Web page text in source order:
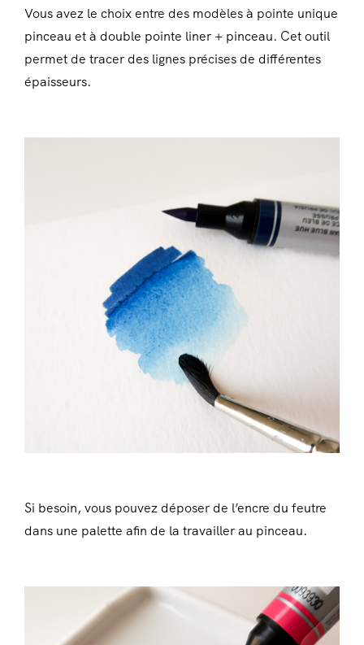
Vous avez le choix entre des modèles à pointe unique
pinceau et à double pointe liner + pinceau. Cet outil
permet de tracer des lignes précises de différentes
épaisseurs.
Si besoin, vous pouvez déposer de l’encre du feutre
dans une palette afin de la travailler au pinceau.